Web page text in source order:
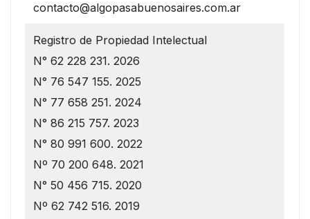
contacto@algopasabuenosaires.com.ar
Registro de Propiedad Intelectual
N° 62 228 231. 2026
N° 76 547 155. 2025
N° 77 658 251. 2024
N° 86 215 757. 2023
N° 80 991 600. 2022
Nº 70 200 648. 2021
N° 50 456 715. 2020
Nº 62 742 516. 2019